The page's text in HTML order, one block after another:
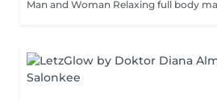
Man and Woman Relaxing full body